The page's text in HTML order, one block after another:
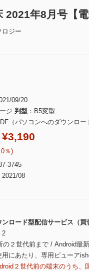
2021年8月号【電
ロジー
09/20
ジ 判型
B5変型
（パソコンへのダウンロー
¥3,190
％)
3745
2021/08
ンロード型配信サービス（買
2
の２世代前まで / Android最
にあたり、専用ビューア
２世代前の端末のうち、